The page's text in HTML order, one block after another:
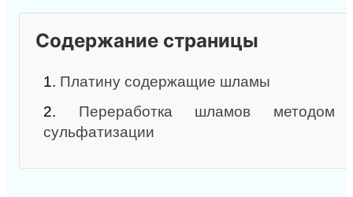
Содержание страницы
1. Платину содержащие шламы
2. Переработка шламов методом
сульфатизации